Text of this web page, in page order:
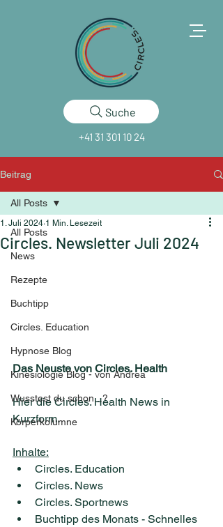
Suche
+41 31 301 10 24
Beitrag
All Posts
News
Rezepte
Buchtipp
Circles. Education
Hypnose Blog
Kinesiologie Blog - von Andrea
Wusstest du schon...?
Körperkolumne
All Posts
Circles. Newsletter Juli 2024
1. Juli 2024 1 Min. Lesezeit
Das Neuste von Circles. Health
Hier die Circles. Health News in
Kurzform.
Inhalte:
Circles. Education
Circles. News
Circles. Sportnews
Buchtipp des Monats - Schnelles